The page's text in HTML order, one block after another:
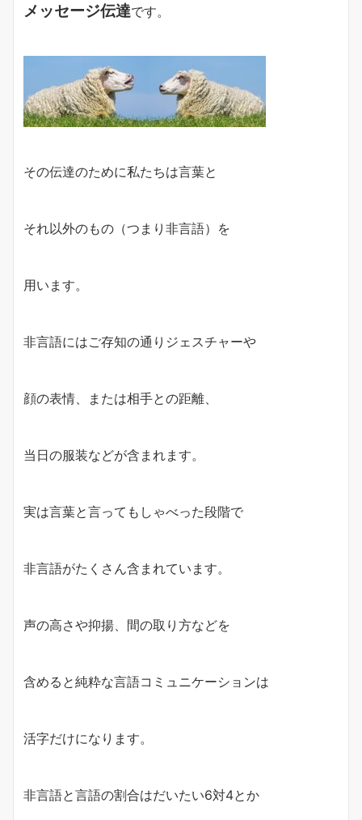
メッセージ伝達です。
その伝達のために私たちは言葉と
それ以外のもの（つまり非言語）を
用います。
非言語にはご存知の通りジェスチャーや
顔の表情、または相手との距離、
当日の服装などが含まれます。
実は言葉と言ってもしゃべった段階で
非言語がたくさん含まれています。
声の高さや抑揚、間の取り方などを
含めると純粋な言語コミュニケーションは
活字だけになります。
非言語と言語の割合はだいたい6対4とか